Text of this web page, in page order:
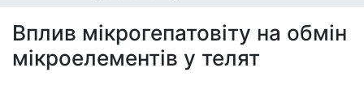
Вплив мікрогепатовіту на обмін
мікроелементів у телят